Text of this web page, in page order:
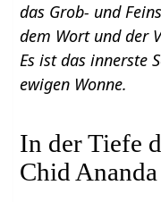
das Grob- und
dem Wort und der
Es ist das innerste
ewigen Wonne.
In der Tiefe
Chid Ananda